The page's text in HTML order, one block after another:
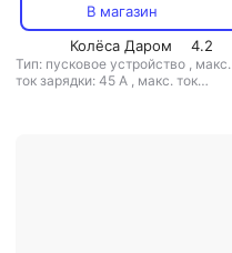
В магазин
Колёса Даром
4.2
Тип: пусковое устройство , макс.
ток зарядки: 45 А , макс. ток